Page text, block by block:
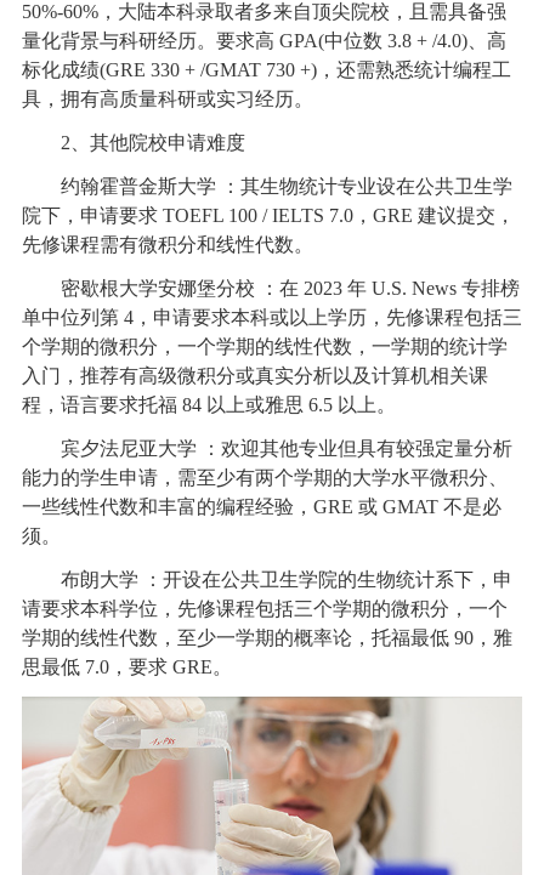
50%-60%，大陆本科录取者多来自顶尖院校，且需具备强
量化背景与科研经历。要求高 GPA(中位数 3.8 + /4.0)、高
标化成绩(GRE 330 + /GMAT 730 +)，还需熟悉统计编程工
具，拥有高质量科研或实习经历。
2、其他院校申请难度
约翰霍普金斯大学 ：其生物统计专业设在公共卫生学
院下，申请要求 TOEFL 100 / IELTS 7.0，GRE 建议提交，
先修课程需有微积分和线性代数。
密歇根大学安娜堡分校 ：在 2023 年 U.S. News 专排榜
单中位列第 4，申请要求本科或以上学历，先修课程包括三
个学期的微积分，一个学期的线性代数，一学期的统计学
入门，推荐有高级微积分或真实分析以及计算机相关课
程，语言要求托福 84 以上或雅思 6.5 以上。
宾夕法尼亚大学 ：欢迎其他专业但具有较强定量分析
能力的学生申请，需至少有两个学期的大学水平微积分、
一些线性代数和丰富的编程经验，GRE 或 GMAT 不是必
须。
布朗大学 ：开设在公共卫生学院的生物统计系下，申
请要求本科学位，先修课程包括三个学期的微积分，一个
学期的线性代数，至少一学期的概率论，托福最低 90，雅
思最低 7.0，要求 GRE。